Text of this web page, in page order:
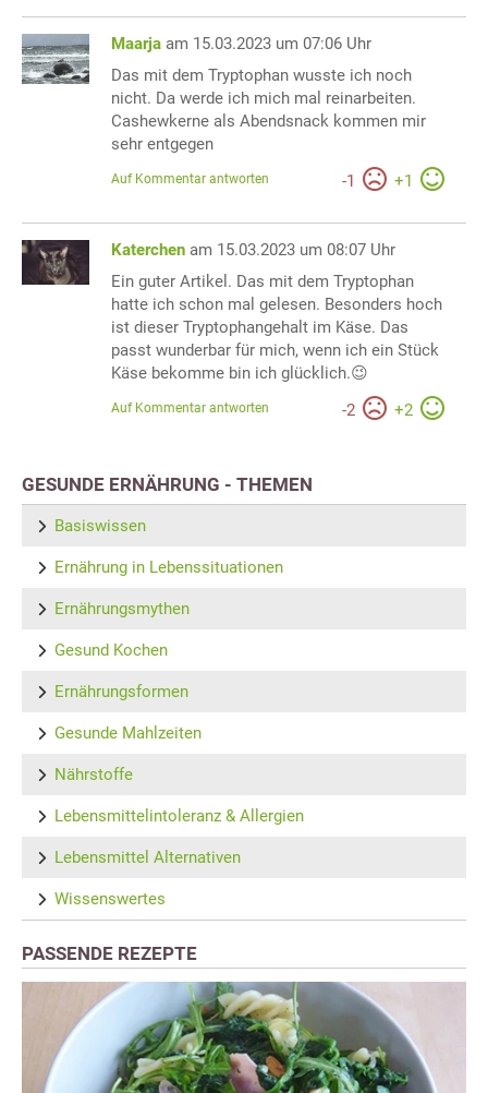
Maarja am 15.03.2023 um 07:06 Uhr
Das mit dem Tryptophan wusste ich noch
nicht. Da werde ich mich mal reinarbeiten.
Cashewkerne als Abendsnack kommen mir
sehr entgegen
-1 +1
Auf Kommentar antworten
Katerchen am 15.03.2023 um 08:07 Uhr
Ein guter Artikel. Das mit dem Tryptophan
hatte ich schon mal gelesen. Besonders hoch
ist dieser Tryptophangehalt im Käse. Das
passt wunderbar für mich, wenn ich ein Stück
Käse bekomme bin ich glücklich.😉
-2 +2
Auf Kommentar antworten
GESUNDE ERNÄHRUNG - THEMEN
Basiswissen
Ernährung in Lebenssituationen
Ernährungsmythen
Gesund Kochen
Ernährungsformen
Gesunde Mahlzeiten
Nährstoffe
Lebensmittelintoleranz & Allergien
Lebensmittel Alternativen
Wissenswertes
PASSENDE REZEPTE